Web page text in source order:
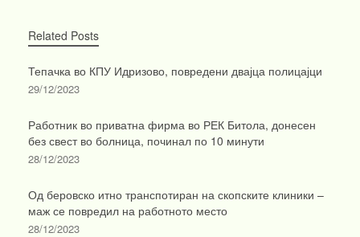
Related Posts
Тепачка во КПУ Идризово, повредени двајца полицајци
29/12/2023
Работник во приватна фирма во РЕК Битола, донесен
без свест во болница, починал по 10 минути
28/12/2023
Од беровско итно транспотиран на скопските клиники –
маж се повредил на работното место
28/12/2023